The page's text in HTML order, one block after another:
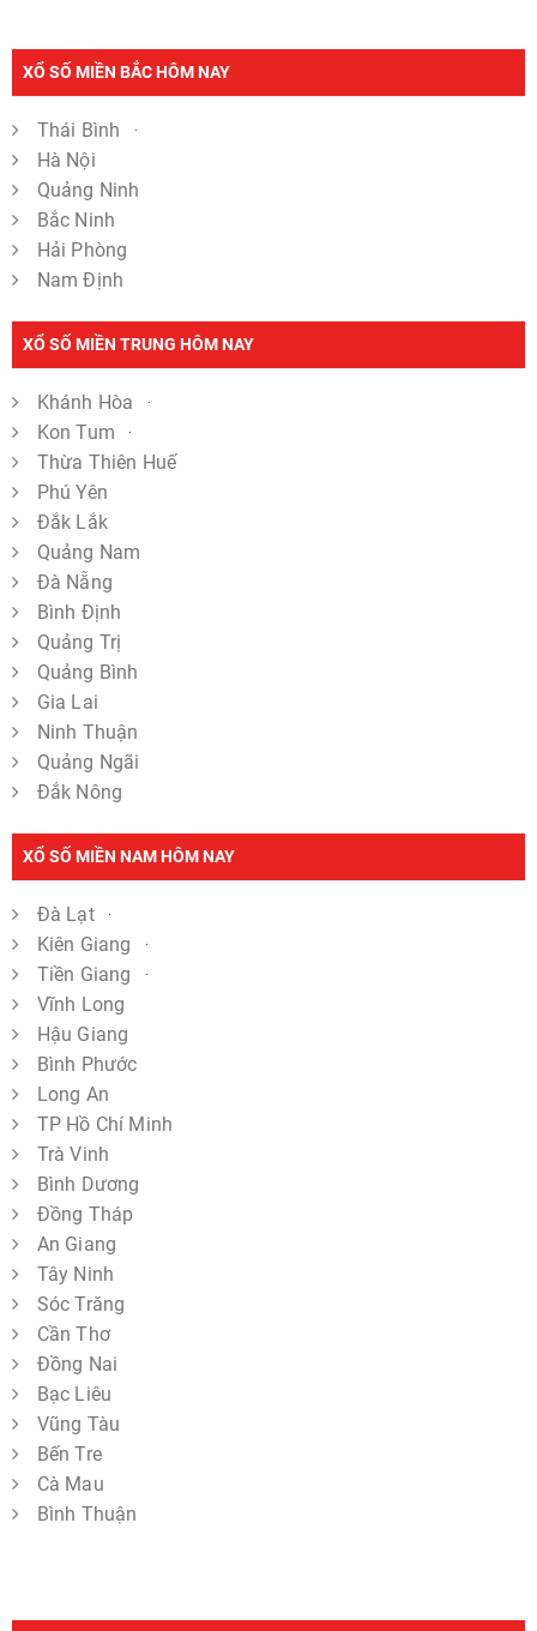
XỔ SỐ MIỀN BẮC HÔM NAY
Thái Bình
Hà Nội
Quảng Ninh
Bắc Ninh
Hải Phòng
Nam Định
XỔ SỐ MIỀN TRUNG HÔM NAY
Khánh Hòa
Kon Tum
Thừa Thiên Huế
Phú Yên
Đắk Lắk
Quảng Nam
Đà Nẵng
Bình Định
Quảng Trị
Quảng Bình
Gia Lai
Ninh Thuận
Quảng Ngãi
Đắk Nông
XỔ SỐ MIỀN NAM HÔM NAY
Đà Lạt
Kiên Giang
Tiền Giang
Vĩnh Long
Hậu Giang
Bình Phước
Long An
TP Hồ Chí Minh
Trà Vinh
Bình Dương
Đồng Tháp
An Giang
Tây Ninh
Sóc Trăng
Cần Thơ
Đồng Nai
Bạc Liêu
Vũng Tàu
Bến Tre
Cà Mau
Bình Thuận